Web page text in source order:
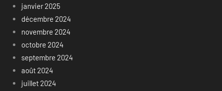
janvier 2025
décembre 2024
novembre 2024
octobre 2024
septembre 2024
août 2024
juillet 2024